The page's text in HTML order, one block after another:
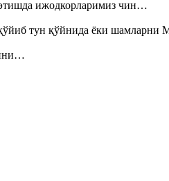
этишда ижодкорларимиз чин…
тун қўйнида ёки шамларни